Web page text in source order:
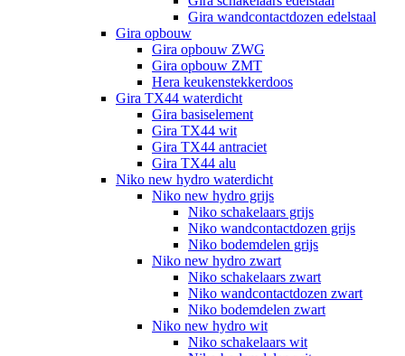
Gira wandcontactdozen edelstaal
Gira opbouw
Gira opbouw ZWG
Gira opbouw ZMT
Hera keukenstekkerdoos
Gira TX44 waterdicht
Gira basiselement
Gira TX44 wit
Gira TX44 antraciet
Gira TX44 alu
Niko new hydro waterdicht
Niko new hydro grijs
Niko schakelaars grijs
Niko wandcontactdozen grijs
Niko bodemdelen grijs
Niko new hydro zwart
Niko schakelaars zwart
Niko wandcontactdozen zwart
Niko bodemdelen zwart
Niko new hydro wit
Niko schakelaars wit